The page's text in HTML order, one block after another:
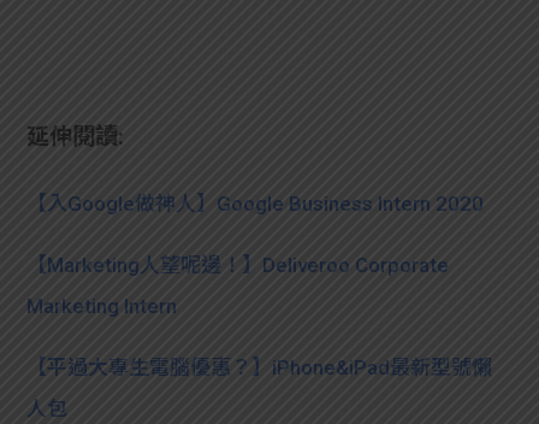
延伸閱讀:
【入Google做神人】Google Business Intern 2020
【Marketing人望呢邊！】Deliveroo Corporate
Marketing Intern
【平過大專生電腦優惠？】iPhone&iPad最新型號懶
人包